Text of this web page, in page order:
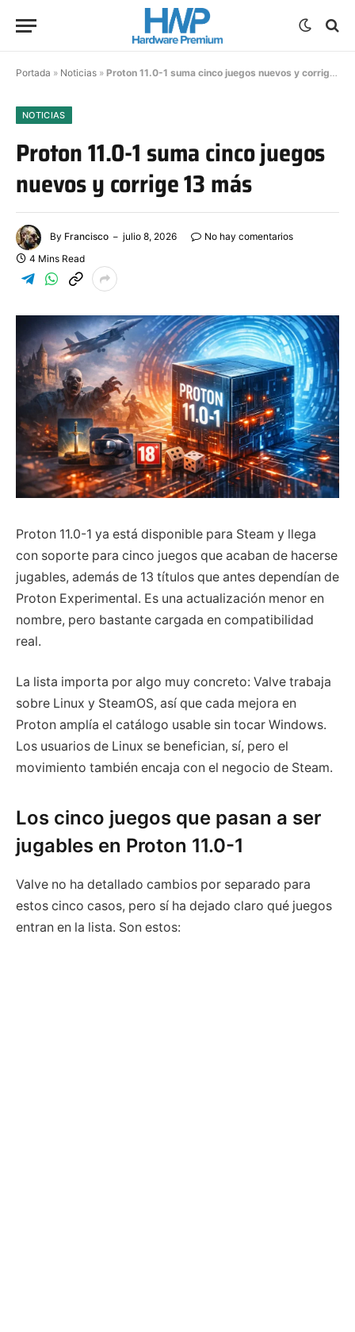
Portada » Noticias » Proton 11.0-1 suma cinco juegos nuevos y corrige 13 más
NOTICIAS
Proton 11.0-1 suma cinco juegos
nuevos y corrige 13 más
By Francisco julio 8, 2026
No hay comentarios
4 Mins Read
Proton 11.0-1 ya está disponible para Steam y llega
con soporte para cinco juegos que acaban de hacerse
jugables, además de 13 títulos que antes dependían de
Proton Experimental. Es una actualización menor en
nombre, pero bastante cargada en compatibilidad
real.
La lista importa por algo muy concreto: Valve trabaja
sobre Linux y SteamOS, así que cada mejora en
Proton amplía el catálogo usable sin tocar Windows.
Los usuarios de Linux se benefician, sí, pero el
movimiento también encaja con el negocio de Steam.
Los cinco juegos que pasan a ser
jugables en Proton 11.0-1
Valve no ha detallado cambios por separado para
estos cinco casos, pero sí ha dejado claro qué juegos
entran en la lista. Son estos: